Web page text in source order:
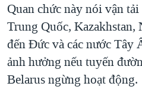
Quan chức này nói vận
Trung Quốc, Kazakhstan,
đến Đức và các nước Tây
ảnh hưởng nếu tuyến
Belarus ngừng hoạt động.